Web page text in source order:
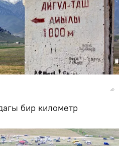
бир километр